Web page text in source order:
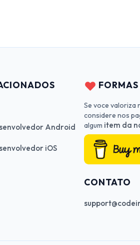
Android
iOS
Se voce valoriza
considere nos
algum item da
CONTATO